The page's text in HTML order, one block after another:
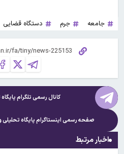
جامعه جرم دستگاه قضایی
کانال رسمی تلگرام
صفحه رسمی اینستاگرام پایگاه
اخبار مرتبط